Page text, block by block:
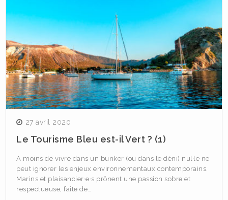
27 avril 2020
Le Tourisme Bleu est-il Vert ? (1)
A moins de vivre dans un bunker (ou dans le déni) nul·le ne
peut ignorer les enjeux environnementaux contemporains.
Marins et plaisancier·e·s prônent une passion sobre et
respectueuse, faite de…